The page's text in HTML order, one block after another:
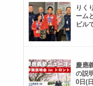
りく
ーム
ビル
慶應
の説
0日(